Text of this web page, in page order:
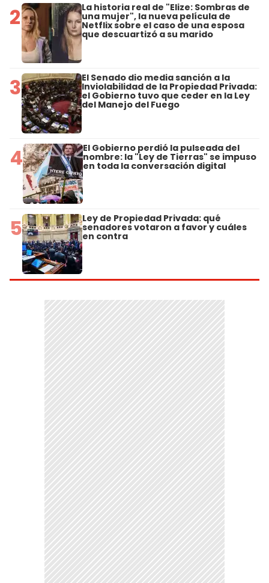
2 La historia real de "Elize: Sombras de
una mujer", la nueva película de
Netflix sobre el caso de una esposa
que descuartizó a su marido
3 El Senado dio media sanción a la
Inviolabilidad de la Propiedad Privada:
el Gobierno tuvo que ceder en la Ley
del Manejo del Fuego
4 El Gobierno perdió la pulseada del
nombre: la "Ley de Tierras" se impuso
en toda la conversación digital
5 Ley de Propiedad Privada: qué
senadores votaron a favor y cuáles
en contra